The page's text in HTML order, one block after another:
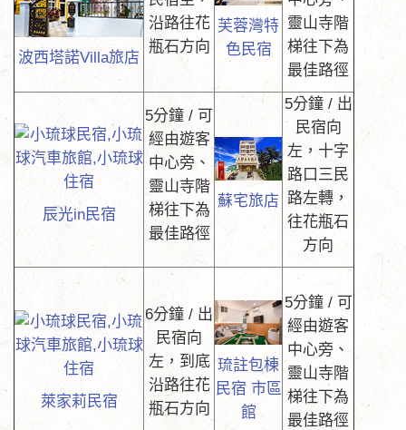
波西塔諾Villa旅店
沿路往花
瓶石方向
芙蓉灣特
色民宿
靈山寺階
梯往下為
最佳路徑
辰光in民宿
5分鐘 / 可
經由遊客
中心旁、
靈山寺階
梯往下為
最佳路徑
蘇宅旅店
5分鐘 / 出
民宿向
左，十字
路口三民
路左轉，
往花瓶石
方向
萊家莉民宿
6分鐘 / 出
民宿向
左，到底
沿路往花
瓶石方向
琉註包棟
民宿 市區
館
5分鐘 / 可
經由遊客
中心旁、
靈山寺階
梯往下為
最佳路徑